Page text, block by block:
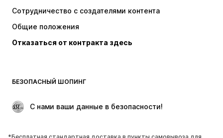
Куртки
Белье
Пальто
Юбки
Поводы
ЭКСКЛЮЗИВ
Сотрудничество с создателями контента
Общие положения
Отказаться от контракта здесь
БЕЗОПАСНЫЙ ШОПИНГ
С нами ваши данные в безопасности!